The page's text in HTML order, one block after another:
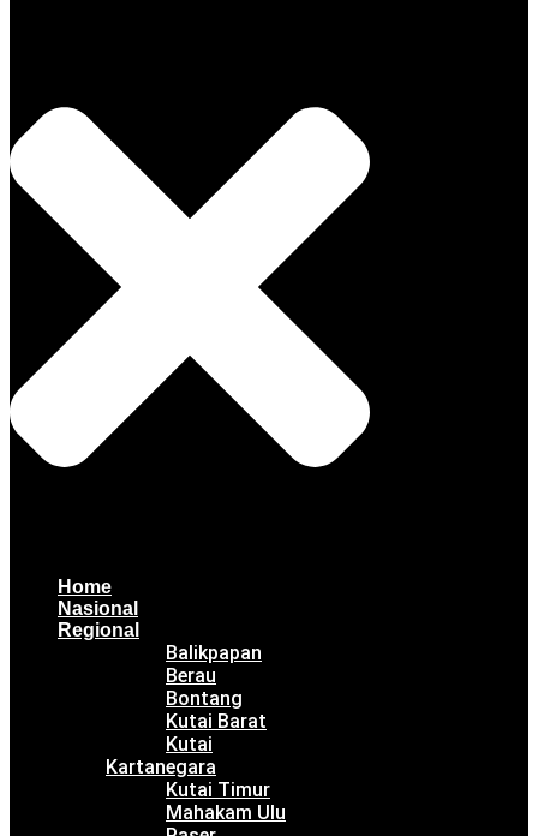
Home
Nasional
Regional
Balikpapan
Berau
Bontang
Kutai Barat
Kutai
Kartanegara
Kutai Timur
Mahakam Ulu